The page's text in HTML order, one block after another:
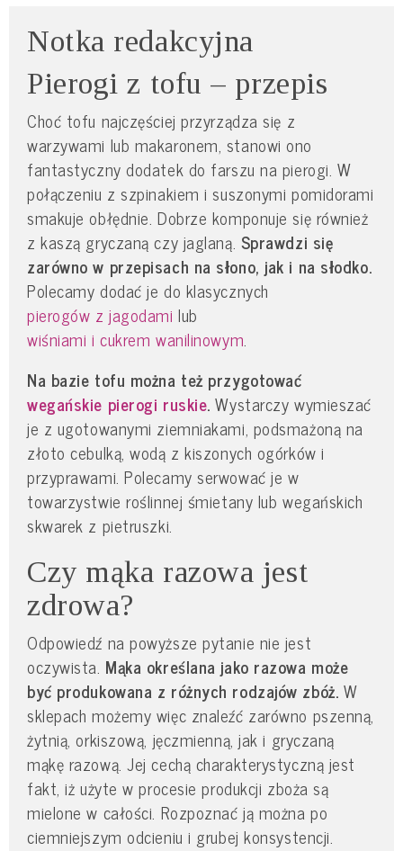
Notka redakcyjna
Pierogi z tofu – przepis
Choć tofu najczęściej przyrządza się z
warzywami lub makaronem, stanowi ono
fantastyczny dodatek do farszu na pierogi. W
połączeniu z szpinakiem i suszonymi pomidorami
smakuje obłędnie. Dobrze komponuje się również
z kaszą gryczaną czy jaglaną. Sprawdzi się
zarówno w przepisach na słono, jak i na słodko.
Polecamy dodać je do klasycznych
pierogów z jagodami lub
wiśniami i cukrem wanilinowym.
Na bazie tofu można też przygotować
wegańskie pierogi ruskie.Wystarczy wymieszać
je z ugotowanymi ziemniakami, podsmażoną na
złoto cebulką, wodą z kiszonych ogórków i
przyprawami. Polecamy serwować je w
towarzystwie roślinnej śmietany lub wegańskich
skwarek z pietruszki.
Czy mąka razowa jest
zdrowa?
Odpowiedź na powyższe pytanie nie jest
oczywista. Mąka określana jako razowa może
być produkowana z różnych rodzajów zbóż. W
sklepach możemy więc znaleźć zarówno pszenną,
żytnią, orkiszową, jęczmienną, jak i gryczaną
mąkę razową. Jej cechą charakterystyczną jest
fakt, iż użyte w procesie produkcji zboża są
mielone w całości. Rozpoznać ją można po
ciemniejszym odcieniu i grubej konsystencji.